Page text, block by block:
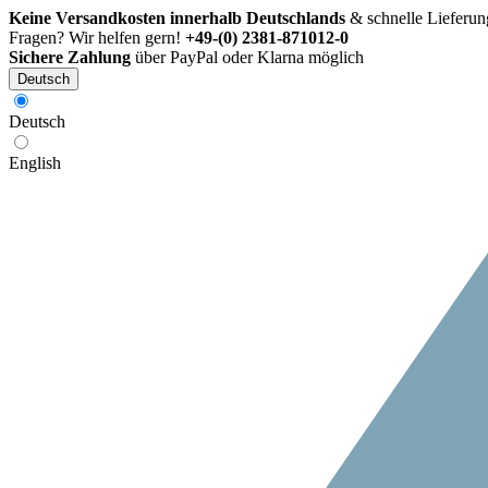
Keine Versandkosten innerhalb Deutschlands & schnelle
Fragen? Wir helfen gern! +49-(0) 2381-871012-0
Sichere Zahlung über PayPal oder Klarna möglich
Deutsch
Deutsch
English